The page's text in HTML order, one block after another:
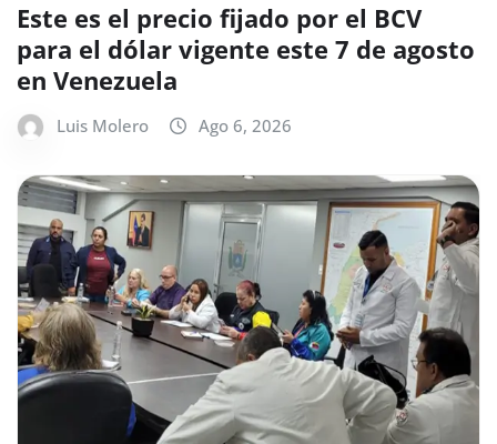
Este es el precio fijado por el BCV
para el dólar vigente este 7 de agosto
en Venezuela
Luis Molero Ago 6, 2026